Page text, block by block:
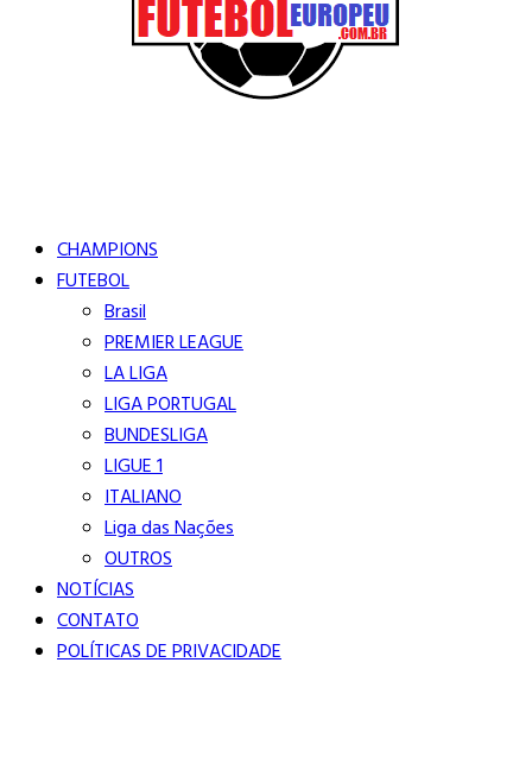
CHAMPIONS
FUTEBOL
Brasil
PREMIER LEAGUE
LA LIGA
LIGA PORTUGAL
BUNDESLIGA
LIGUE 1
ITALIANO
Liga das Nações
OUTROS
NOTÍCIAS
CONTATO
POLÍTICAS DE PRIVACIDADE